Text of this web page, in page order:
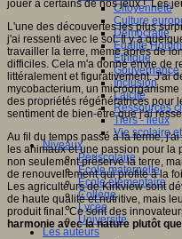
Citoyenneté
Culture
Démocratie
Egalité
Ethique
Gouvernance
Inclusion
Laïcité
Ressources
Tiers - lieux
Vie scolaire
Niveaux
Périscolaire
Ecole maternelle
Ecole élémentaire
Collège
Lycée
Université
Les auteurs
jouer à certains de nos jeux ! Les
L'une des découvertes les plus
j'ai ressenti avec le sol. Il y a
travailler la terre, même après de
difficiles. Cela m'a donné envie de
littéralement et figurativement. J'ai
mycobacterium, un
des propriétés régénératrices pour
sentiment de bien-être que j'ai
Au fil du temps passé à la ferme,
les animaux et une passion pour la
non seulement préserve la terre,
de renouvellement qui profite à la
Les agriculteurs de Kirkview sont
de haute qualité et nutritive, mais
produit final. Ce sont des
harmonie avec lanature plutôt